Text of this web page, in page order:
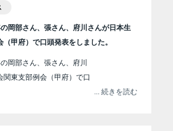
岡部さん、張さん、府川さんが日本生
甲府）で口頭発表をしました。
岡部さん、張さん、府川
関東支部例会（甲府）で口
... 続きを読む